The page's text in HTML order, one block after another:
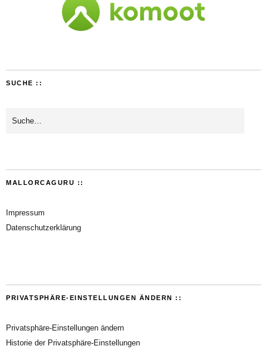
SUCHE ::
MALLORCAGURU ::
Impressum
Datenschutzerklärung
PRIVATSPHÄRE-EINSTELLUNGEN ÄNDERN ::
Privatsphäre-Einstellungen ändern
Historie der Privatsphäre-Einstellungen